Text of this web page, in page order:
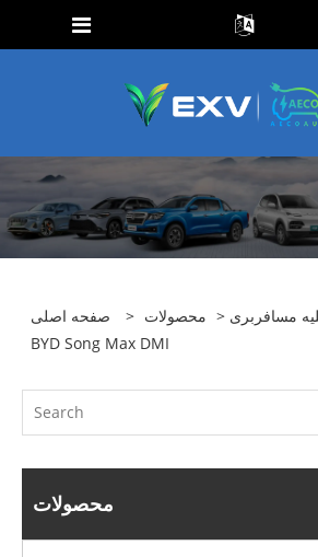
صفحه اصلی > محصولات > مسافربری
BYD Song Max DMI
محصولات